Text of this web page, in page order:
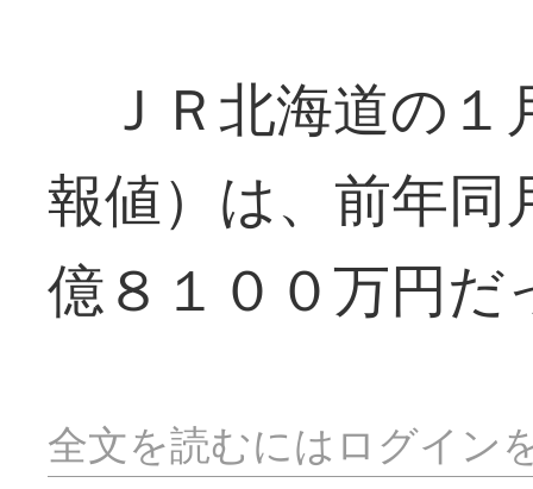
ＪＲ北海道の１
報値）は、前年同
億８１００万円だ
全文を読むにはログイン